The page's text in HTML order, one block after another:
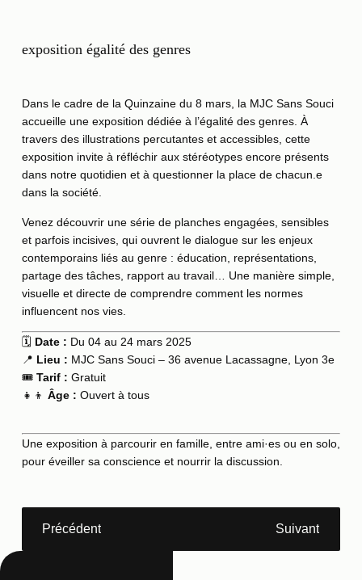
exposition égalité des genres
Dans le cadre de la Quinzaine du 8 mars, la MJC Sans Souci
accueille une exposition dédiée à l’égalité des genres. À
travers des illustrations percutantes et accessibles, cette
exposition invite à réfléchir aux stéréotypes encore présents
dans notre quotidien et à questionner la place de chacun.e
dans la société.
Venez découvrir une série de planches engagées, sensibles
et parfois incisives, qui ouvrent le dialogue sur les enjeux
contemporains liés au genre : éducation, représentations,
partage des tâches, rapport au travail… Une manière simple,
visuelle et directe de comprendre comment les normes
influencent nos vies.
🗓️ Date : Du 04 au 24 mars 2025
📍 Lieu : MJC Sans Souci – 36 avenue Lacassagne, Lyon 3e
🎟️ Tarif : Gratuit
👧👦 Âge : Ouvert à tous
Une exposition à parcourir en famille, entre ami·es ou en solo,
pour éveiller sa conscience et nourrir la discussion.
Précédent Suivant